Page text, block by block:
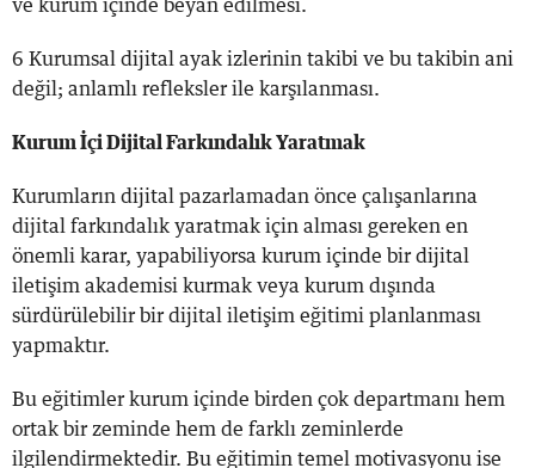
ve kurum içinde beyan edilmesi.
6 Kurumsal dijital ayak izlerinin takibi ve bu takibin ani
değil; anlamlı refleksler ile karşılanması.
Kurum İçi Dijital Farkındalık Yaratmak
Kurumların dijital pazarlamadan önce çalışanlarına
dijital farkındalık yaratmak için alması gereken en
önemli karar, yapabiliyorsa kurum içinde bir dijital
iletişim akademisi kurmak veya kurum dışında
sürdürülebilir bir dijital iletişim eğitimi planlanması
yapmaktır.
Bu eğitimler kurum içinde birden çok departmanı hem
ortak bir zeminde hem de farklı zeminlerde
ilgilendirmektedir. Bu eğitimin temel motivasyonu ise